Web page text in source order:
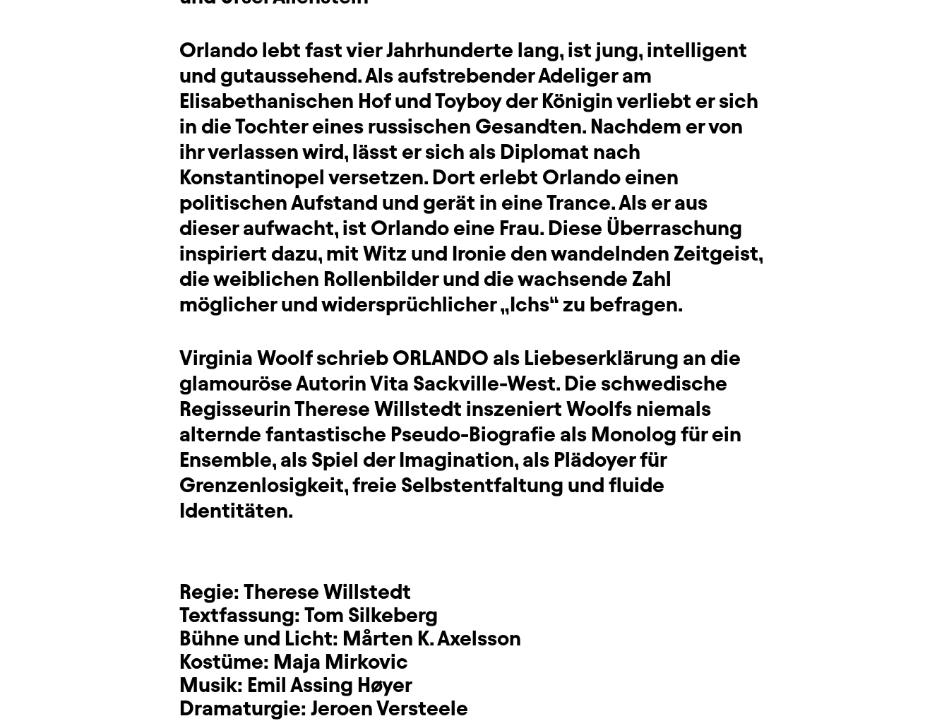
Orlando lebt fast vier Jahrhunderte lang, ist jung, intelligent
und gutaussehend. Als aufstrebender Adeliger am
Elisabethanischen Hof und Toyboy der Königin verliebt er sich
in die Tochter eines russischen Gesandten. Nachdem er von
ihr verlassen wird, lässt er sich als Diplomat nach
Konstantinopel versetzen. Dort erlebt Orlando einen
politischen Aufstand und gerät in eine Trance. Als er aus
dieser aufwacht, ist Orlando eine Frau. Diese Überraschung
inspiriert dazu, mit Witz und Ironie den wandelnden Zeitgeist,
die weiblichen Rollenbilder und die wachsende Zahl
möglicher und widersprüchlicher „Ichs“ zu befragen.
Virginia Woolf schrieb ORLANDO als Liebeserklärung an die
glamouröse Autorin Vita Sackville-West. Die schwedische
Regisseurin Therese Willstedt inszeniert Woolfs niemals
alternde fantastische Pseudo-Biografie als Monolog für ein
Ensemble, als Spiel der Imagination, als Plädoyer für
Grenzenlosigkeit, freie Selbstentfaltung und fluide
Identitäten.
Regie: Therese Willstedt
Textfassung: Tom Silkeberg
Bühne und Licht: Mårten K. Axelsson
Kostüme: Maja Mirkovic
Musik: Emil Assing Høyer
Dramaturgie: Jeroen Versteele